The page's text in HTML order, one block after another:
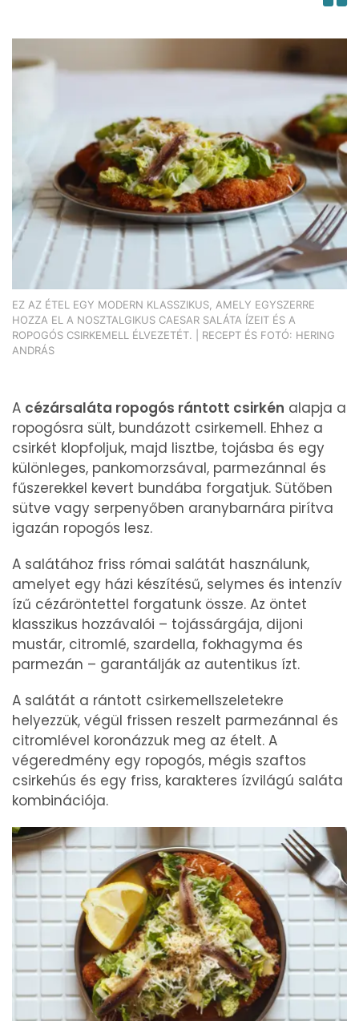
EZ AZ ÉTEL EGY MODERN KLASSZIKUS, AMELY EGYSZERRE
HOZZA EL A NOSZTALGIKUS CAESAR SALÁTA ÍZEIT ÉS A
ROPOGÓS CSIRKEMELL ÉLVEZETÉT. | RECEPT ÉS FOTÓ: HERING
ANDRÁS
A cézársaláta ropogós rántott csirkén alapja a
ropogósra sült, bundázott csirkemell. Ehhez a
csirkét klopfoljuk, majd lisztbe, tojásba és egy
különleges, pankomorzsával, parmezánnal és
fűszerekkel kevert bundába forgatjuk. Sütőben
sütve vagy serpenyőben aranybarnára pirítva
igazán ropogós lesz.
A salátához friss római salátát használunk,
amelyet egy házi készítésű, selymes és intenzív
ízű cézáröntettel forgatunk össze. Az öntet
klasszikus hozzávalói – tojássárgája, dijoni
mustár, citromlé, szardella, fokhagyma és
parmezán – garantálják az autentikus ízt.
A salátát a rántott csirkemellszeletekre
helyezzük, végül frissen reszelt parmezánnal és
citromlével koronázzuk meg az ételt. A
végeredmény egy ropogós, mégis szaftos
csirkehús és egy friss, karakteres ízvilágú saláta
kombinációja.